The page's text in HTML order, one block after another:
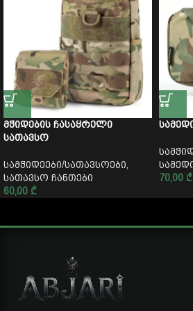
მჭიდების ჩასაყრელი
სათავსო
სამჭიდეები/სათავსოები
სათავსო ჩანთები
60,00 ₾
70,00 ₾